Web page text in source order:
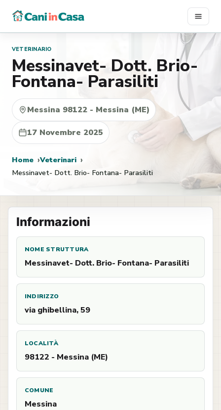
contenuto
VETERINARIO
Messinavet- Dott. Brio-
Fontana- Parasiliti
Messina 98122 - Messina (ME)
17 Novembre 2025
Home
Veterinari
Messinavet- Dott. Brio- Fontana- Parasiliti
Informazioni
NOME STRUTTURA
Messinavet- Dott. Brio- Fontana- Parasiliti
INDIRIZZO
via ghibellina, 59
LOCALITÀ
98122 - Messina (ME)
COMUNE
Messina